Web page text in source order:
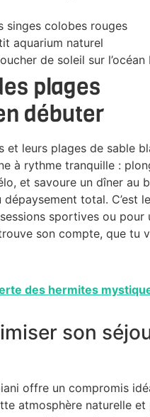
singes colobes rouges
aquarium naturel
de soleil sur l’océan
plages
débuter
et leurs plages de sable
à rythme tranquille :
et savoure un dîner au
total. C’est
sportives ou pour
son compte, que tu
des hermites
son
offre un compromis
atmosphère naturelle